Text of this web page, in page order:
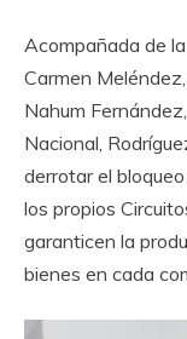
Acompañada de
Carmen
Nahum
Nacional,
derrotar el
los propios
garanticen la
bienes en cada